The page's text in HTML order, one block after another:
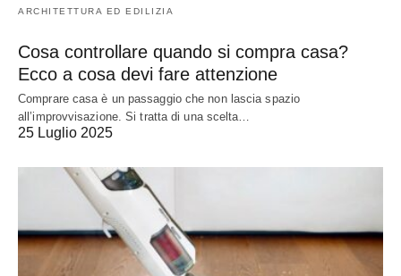
ARCHITETTURA ED EDILIZIA
Cosa controllare quando si compra casa?
Ecco a cosa devi fare attenzione
Comprare casa è un passaggio che non lascia spazio
all’improvvisazione. Si tratta di una scelta…
25 Luglio 2025